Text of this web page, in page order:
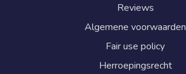
Reviews
Algemene voorwaarden
Fair use policy
Herroepingsrecht